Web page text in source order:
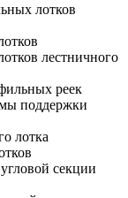
лотков
лестничного
реек
поддержки
лотка
секции